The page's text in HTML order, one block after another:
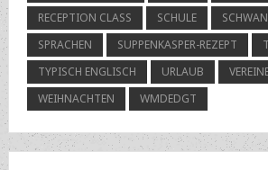
RECEPTION CLASS
SCHULE
SPRACHEN
SUPPENKASPER-REZEPT
TYPISCH ENGLISCH
URLAUB
WEIHNACHTEN
WMDEDGT